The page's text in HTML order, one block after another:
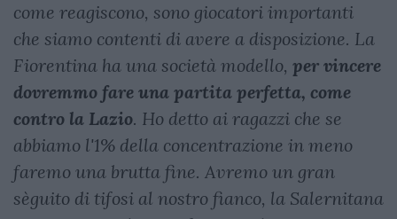
come reagiscono, sono giocatori importanti
che siamo contenti di avere a disposizione. La
Fiorentina ha una società modello, per vincere
dovremmo fare una partita perfetta, come
contro la Lazio. Ho detto ai ragazzi che se
abbiamo l'1% della concentrazione in meno
faremo una brutta fine. Avremo un gran
sèguito di tifosi al nostro fianco, la Salernitana